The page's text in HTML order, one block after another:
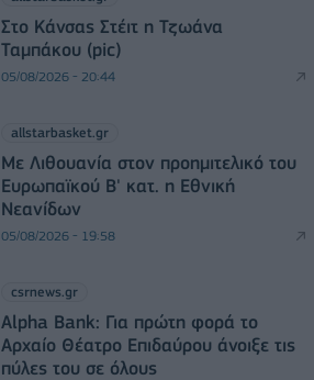
Στο Κάνσας Στέιτ η Τζωάνα
Ταμπάκου (pic)
05/08/2026 - 20:44
allstarbasket.gr
Με Λιθουανία στον προημιτελικό του
Ευρωπαϊκού Β' κατ. η Εθνική
Νεανίδων
05/08/2026 - 19:58
csrnews.gr
Alpha Bank: Για πρώτη φορά το
Αρχαίο Θέατρο Επιδαύρου άνοιξε τις
πύλες του σε όλους